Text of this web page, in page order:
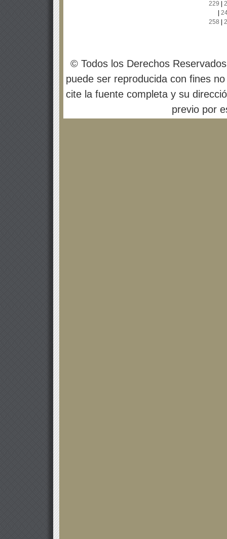
229
258
© Todos los Derechos
puede ser reproducida con fines
cite la fuente completa y su
previo por